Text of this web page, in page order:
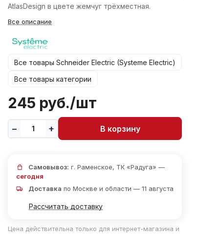
AtlasDesign в цвете жемчуг трёхместная.
Все описание
Все товары Schneider Electric (Systeme Electric)
Все товары категории
245 руб./шт
В корзину
Самовывоз: г. Раменское, ТК «Радуга» —
сегодня
Доставка по Москве и области — 11 августа
Рассчитать доставку
Цена действительна только для интернет-магазина и